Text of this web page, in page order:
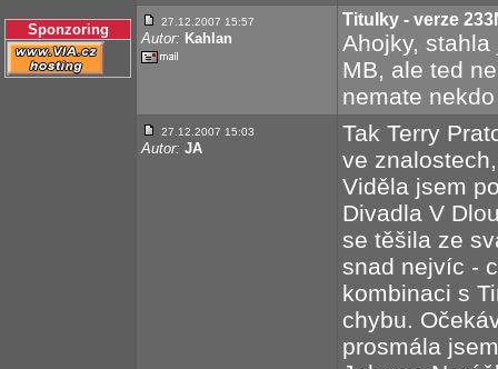
Sponzoring 27.12.2007 15:57
Autor: Kahlan
Titulky - verze
Ahojky,
MB, ale ted
nemate
27.12.2007 15:03
Autor: JA
Tak Terry
ve
Viděla jsem
Divadla V
se těšila ze
snad nejvíc -
kombinaci s
chybu.
prosmála